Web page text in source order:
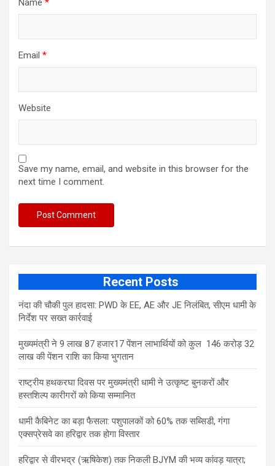
Name *
Email *
Website
Save my name, email, and website in this browser for the
next time I comment.
Recent Posts
नंदा की चौकी पुल हादसा: PWD के EE, AE और JE निलंबित, सीएम धामी के
निर्देश पर सख्त कार्रवाई
मुख्यमंत्री ने 9 लाख 87 हजार17 पेंशन लाभार्थियों को कुल 146 करोड़ 32
लाख की पेंशन राशि का किया भुगतान
राष्ट्रीय हथकरघा दिवस पर मुख्यमंत्री धामी ने उत्कृष्ट बुनकरों और
हस्तशिल्प कारीगरों को किया सम्मानित
​धामी कैबिनेट का बड़ा फैसला: पशुपालकों को 60% तक सब्सिडी, गंगा
एक्सप्रेसवे का हरिद्वार तक होगा विस्तार
​हरिद्वार से वीरभद्र (ऋषिकेश) तक निकली BJYM की भव्य कांवड़ यात्रा;